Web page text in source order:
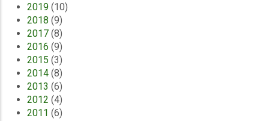
2019 (10)
2018 (9)
2017 (8)
2016 (9)
2015 (3)
2014 (8)
2013 (6)
2012 (4)
2011 (6)